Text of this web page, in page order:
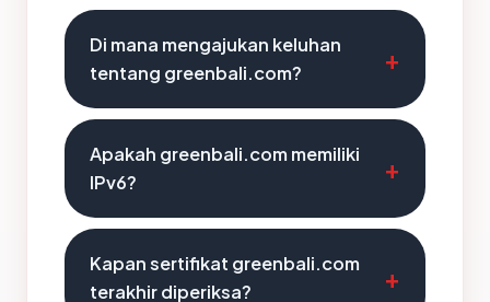
Di mana mengajukan keluhan
tentang greenbali.com?
Apakah greenbali.com memiliki
IPv6?
Kapan sertifikat greenbali.com
terakhir diperiksa?